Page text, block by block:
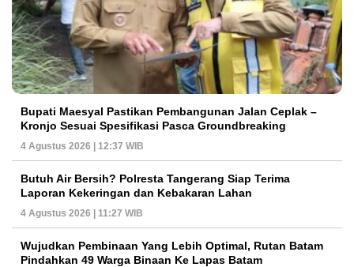
Bupati Maesyal Pastikan Pembangunan Jalan Ceplak –
Kronjo Sesuai Spesifikasi Pasca Groundbreaking
4 Agustus 2026 | 12:37 WIB
Butuh Air Bersih? Polresta Tangerang Siap Terima
Laporan Kekeringan dan Kebakaran Lahan
4 Agustus 2026 | 11:27 WIB
Wujudkan Pembinaan Yang Lebih Optimal, Rutan Batam
Pindahkan 49 Warga Binaan Ke Lapas Batam